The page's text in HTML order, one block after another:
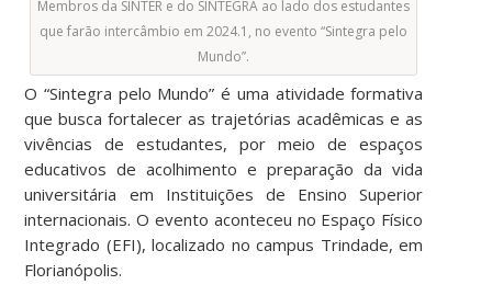
Membros da SINTER e do SINTEGRA ao lado dos estudantes
que farão intercâmbio em 2024.1, no evento “Sintegra pelo
Mundo”.
O “Sintegra pelo Mundo” é uma atividade formativa
que busca fortalecer as trajetórias acadêmicas e as
vivências de estudantes, por meio de espaços
educativos de acolhimento e preparação da vida
universitária em Instituições de Ensino Superior
internacionais. O evento aconteceu no Espaço Físico
Integrado (EFI), localizado no campus Trindade, em
Florianópolis.